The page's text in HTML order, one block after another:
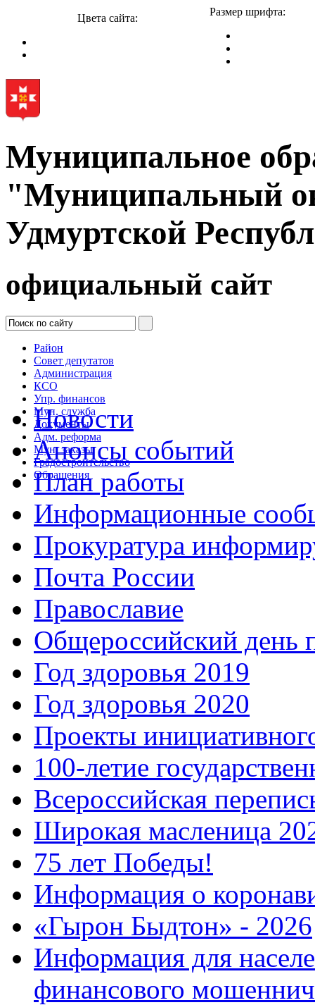
Цвета сайта:
Размер шрифта:
Муниципальное
"Муниципальный
Удмуртской
официальный сайт
Район
Совет депутатов
Администрация
КСО
Упр. финансов
Мун. служба
Документы
Адм. реформа
Мун. заказы
Градостроительство
Обращения
Новости
Анонсы событий
План работы
Информационные
Прокуратура
Почта России
Православие
Общероссийский день
Год здоровья 2019
Год здоровья 2020
Проекты
100-летие
Всероссийская
Широкая масленица
75 лет Победы!
Информация о
«Гырон Быдтон» - 2026
Информация для
финансового